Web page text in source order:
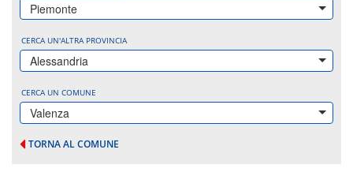
Piemonte
CERCA UN'ALTRA PROVINCIA
Alessandria
CERCA UN COMUNE
Valenza
TORNA AL COMUNE